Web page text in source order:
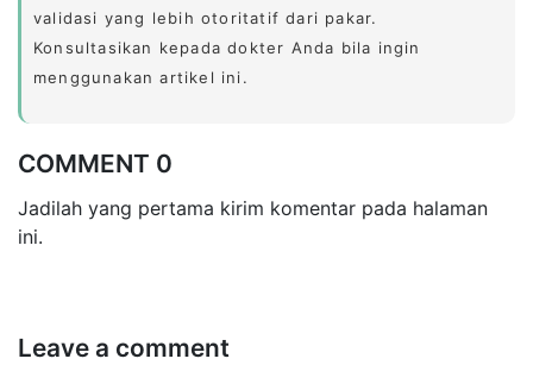
validasi yang lebih otoritatif dari pakar.
Konsultasikan kepada dokter Anda bila ingin
menggunakan artikel ini.
COMMENT 0
Jadilah yang pertama kirim komentar pada halaman
ini.
Leave a comment